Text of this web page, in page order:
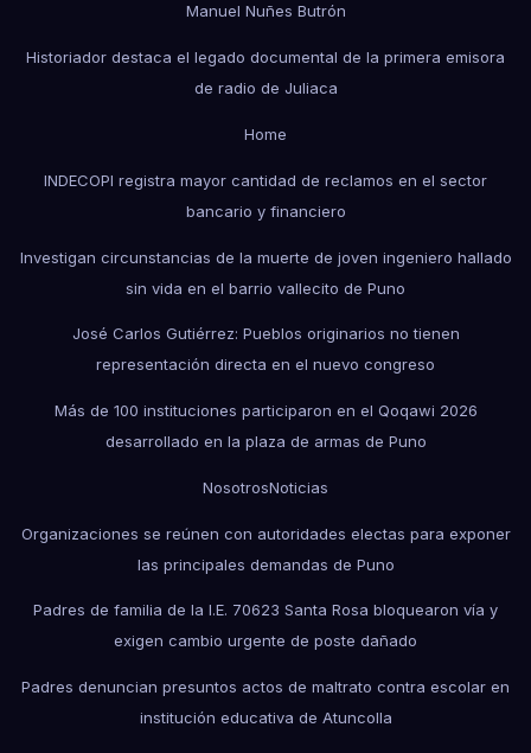
Manuel Nuñes Butrón
Historiador destaca el legado documental de la primera emisora
de radio de Juliaca
Home
INDECOPI registra mayor cantidad de reclamos en el sector
bancario y financiero
Investigan circunstancias de la muerte de joven ingeniero hallado
sin vida en el barrio vallecito de Puno
José Carlos Gutiérrez: Pueblos originarios no tienen
representación directa en el nuevo congreso
Más de 100 instituciones participaron en el Qoqawi 2026
desarrollado en la plaza de armas de Puno
NosotrosNoticias
Organizaciones se reúnen con autoridades electas para exponer
las principales demandas de Puno
Padres de familia de la I.E. 70623 Santa Rosa bloquearon vía y
exigen cambio urgente de poste dañado
Padres denuncian presuntos actos de maltrato contra escolar en
institución educativa de Atuncolla